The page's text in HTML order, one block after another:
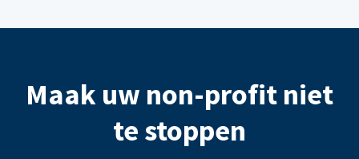
Maak uw non-profit niet
te stoppen